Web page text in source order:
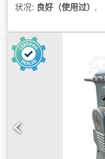
状况: 良好（使用过） ,